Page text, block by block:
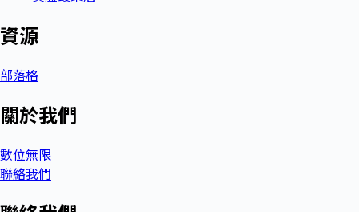
資源
部落格
關於我們
數位無限
聯絡我們